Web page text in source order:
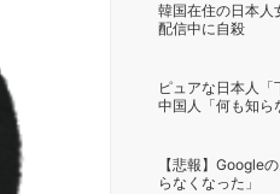
韓国在住の日本人
配信中に自殺
ピュアな日本人
中国人「何も知ら
【悲報】Google
らなくなった」